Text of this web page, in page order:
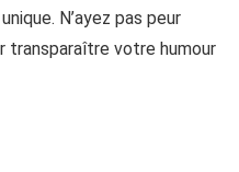
N’ayez pas peur
transparaître votre humour